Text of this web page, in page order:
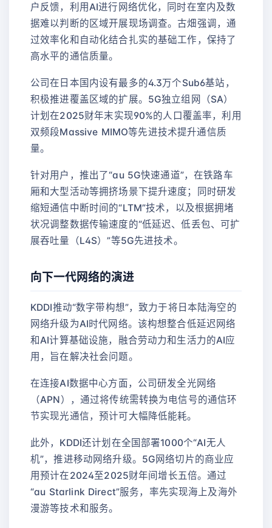
户反馈，利用AI进行网络优化，同时在室内及数
据难以判断的区域开展现场调查。古畑强调，通
过效率化和自动化结合扎实的基础工作，保持了
高水平的通信质量。
公司在日本国内设有最多的4.3万个Sub6基站，
积极推进覆盖区域的扩展。5G独立组网（SA）
计划在2025财年末实现90%的人口覆盖率，利用
双频段Massive MIMO等先进技术提升通信质
量。
针对用户，推出了“au 5G快速通道”，在铁路车
厢和大型活动等拥挤场景下提升速度；同时研发
缩短通信中断时间的“LTM”技术，以及根据拥堵
状况调整数据传输速度的“低延迟、低丢包、可扩
展吞吐量（L4S）”等5G先进技术。
向下一代网络的演进
KDDI推动“数字带构想”，致力于将日本陆海空的
网络升级为AI时代网络。该构想整合低延迟网络
和AI计算基础设施，融合劳动力和生活力的AI应
用，旨在解决社会问题。
在连接AI数据中心方面，公司研发全光网络
（APN），通过将传统需转换为电信号的通信环
节实现光通信，预计可大幅降低能耗。
此外，KDDI还计划在全国部署1000个“AI无人
机”，推进移动网络升级。5G网络切片的商业应
用预计在2024至2025财年间增长五倍。通过
“au Starlink Direct”服务，率先实现海上及海外
漫游等技术和服务。